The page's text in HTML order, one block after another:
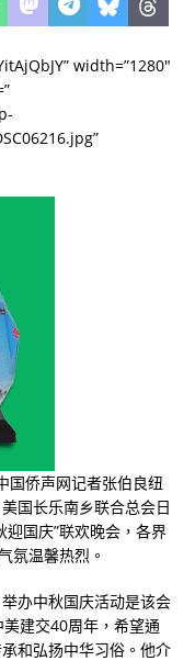
width=”1280″
国侨声网记者张伯良纽
国长乐南乡联合总会日
迎国庆”联欢晚会，各界
氛温馨热烈。
办中秋国庆活动是该会
美建交40周年，希望通
和弘扬中华习俗。他介